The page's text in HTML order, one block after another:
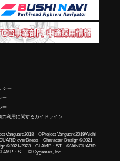
シー
ー
ー
の利用に関するガイドライン
©Project Vanguard2019/Aichi
overDress Character Design ©2021
©2021-2023 CLAMP・ST ©VANGUARD
・ST © Cygames, Inc.